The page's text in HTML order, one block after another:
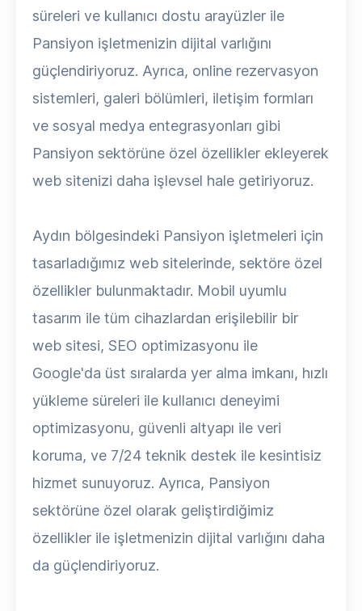
süreleri ve kullanıcı dostu arayüzler ile
Pansiyon işletmenizin dijital varlığını
güçlendiriyoruz. Ayrıca, online rezervasyon
sistemleri, galeri bölümleri, iletişim formları
ve sosyal medya entegrasyonları gibi
Pansiyon sektörüne özel özellikler ekleyerek
web sitenizi daha işlevsel hale getiriyoruz.
Aydın bölgesindeki Pansiyon işletmeleri için
tasarladığımız web sitelerinde, sektöre özel
özellikler bulunmaktadır. Mobil uyumlu
tasarım ile tüm cihazlardan erişilebilir bir
web sitesi, SEO optimizasyonu ile
Google'da üst sıralarda yer alma imkanı, hızlı
yükleme süreleri ile kullanıcı deneyimi
optimizasyonu, güvenli altyapı ile veri
koruma, ve 7/24 teknik destek ile kesintisiz
hizmet sunuyoruz. Ayrıca, Pansiyon
sektörüne özel olarak geliştirdiğimiz
özellikler ile işletmenizin dijital varlığını daha
da güçlendiriyoruz.